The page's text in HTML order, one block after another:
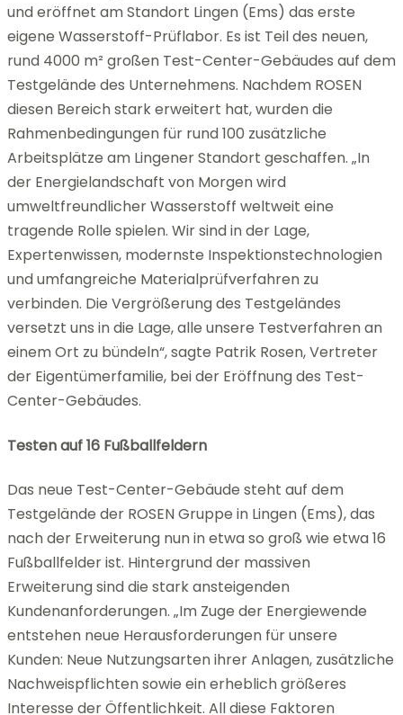
und eröffnet am Standort Lingen (Ems) das erste
eigene Wasserstoff-Prüflabor. Es ist Teil des neuen,
rund 4000 m² großen Test-Center-Gebäudes auf dem
Testgelände des Unternehmens. Nachdem ROSEN
diesen Bereich stark erweitert hat, wurden die
Rahmenbedingungen für rund 100 zusätzliche
Arbeitsplätze am Lingener Standort geschaffen. „In
der Energielandschaft von Morgen wird
umweltfreundlicher Wasserstoff weltweit eine
tragende Rolle spielen. Wir sind in der Lage,
Expertenwissen, modernste Inspektionstechnologien
und umfangreiche Materialprüfverfahren zu
verbinden. Die Vergrößerung des Testgeländes
versetzt uns in die Lage, alle unsere Testverfahren an
einem Ort zu bündeln“, sagte Patrik Rosen, Vertreter
der Eigentümerfamilie, bei der Eröffnung des Test-
Center-Gebäudes.
Testen auf 16 Fußballfeldern
Das neue Test-Center-Gebäude steht auf dem
Testgelände der ROSEN Gruppe in Lingen (Ems), das
nach der Erweiterung nun in etwa so groß wie etwa 16
Fußballfelder ist. Hintergrund der massiven
Erweiterung sind die stark ansteigenden
Kundenanforderungen. „Im Zuge der Energiewende
entstehen neue Herausforderungen für unsere
Kunden: Neue Nutzungsarten ihrer Anlagen, zusätzliche
Nachweispflichten sowie ein erheblich größeres
Interesse der Öffentlichkeit. All diese Faktoren